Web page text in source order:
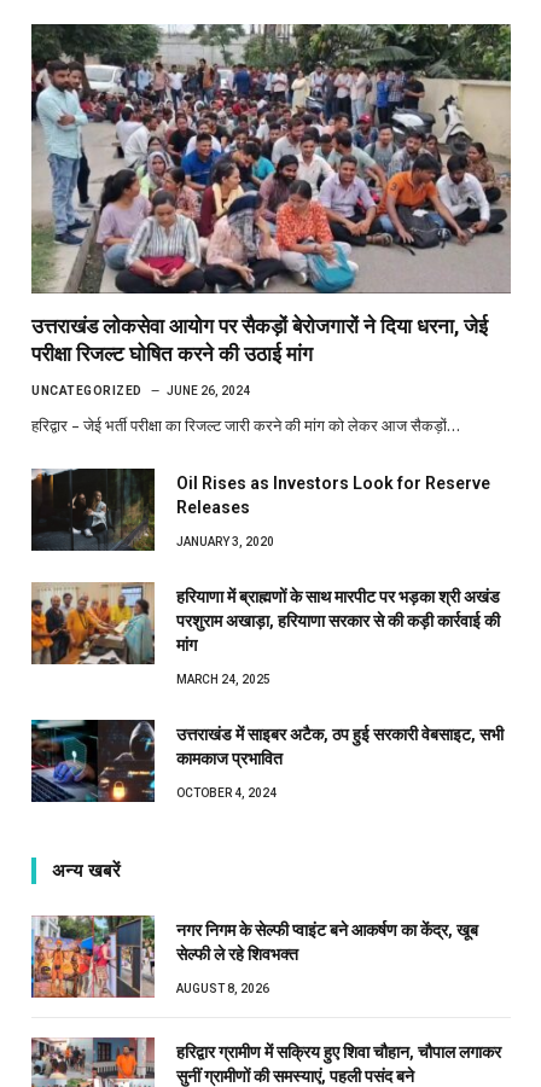
उत्तराखंड लोकसेवा आयोग पर सैकड़ों बेरोजगारों ने दिया धरना, जेई
परीक्षा रिजल्ट घोषित करने की उठाई मांग
UNCATEGORIZED JUNE 26, 2024
हरिद्वार – जेई भर्ती परीक्षा का रिजल्ट जारी करने की मांग को लेकर आज सैकड़ों…
Oil Rises as Investors Look for Reserve
Releases
JANUARY 3, 2020
हरियाणा में ब्राह्मणों के साथ मारपीट पर भड़का श्री अखंड
परशुराम अखाड़ा, हरियाणा सरकार से की कड़ी कार्रवाई की
मांग
MARCH 24, 2025
उत्तराखंड में साइबर अटैक, ठप हुई सरकारी वेबसाइट, सभी
कामकाज प्रभावित
OCTOBER 4, 2024
अन्य खबरें
नगर निगम के सेल्फी प्वाइंट बने आकर्षण का केंद्र, खूब
सेल्फी ले रहे शिवभक्त
AUGUST 8, 2026
हरिद्वार ग्रामीण में सक्रिय हुए शिवा चौहान, चौपाल लगाकर
सुनीं ग्रामीणों की समस्याएं, पहली पसंद बने